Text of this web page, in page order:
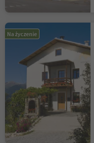
Na życzenie